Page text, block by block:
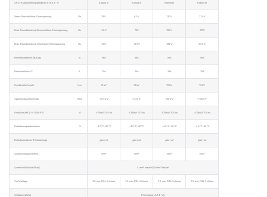
SPD-Klassifizierung gemäß IEC61643-11 Klasse III Klasse III Klasse III Klasse III
Nenn-Wechselstrom Stromspannung Un 24V 60V 120V 230V
Max. Dauerbetrieb mit Wechselstrom Stromspannung Uc 30V 75V 150V 275V
Max. Dauerbetrieb mit Gleichstrom Stromspannung Uc 38V 100V 180V 300V
Nennentladestrom (8/20μs) In 5kA 5kA 5kA 5kA
Nennlaststrom AC. IL 25A 25A 25A 25A
Kombinierter Impuls Uoc 10kV 10kV 10kV 10kV
Spannungsschutzniveau Hoch ≤630V ≤730V ≤800V ≤1500V
Reaktionszeit (L-N / L/N-PE) tA ≤25ns/≤100ns ≤25ns/≤100ns ≤25ns/≤100ns ≤25ns/≤100ns
Betriebstemperaturbereich Di -40℃-80℃ -40℃-80℃ -40℃-80℃ -40℃-80℃
Betriebszustands-/Fehleranzeige grün / rot grün / rot grün / rot grün / rot
Querschnittsfläche (Min.) 1mm² 1mm² 1mm² 1mm²
Querschnittsfläche (Max.) 4 mm² massiv/2,5 mm² flexibel
Zur Montage 35-mm-DIN-Schiene 35-mm-DIN-Schiene 35-mm-DIN-Schiene 35-mm-DIN-Schiene
Gehäusematerial Thermoplast UL94-V0